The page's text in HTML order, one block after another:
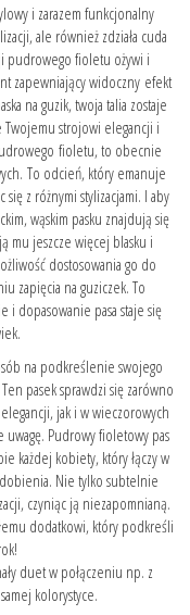
i zarazem funkcjonalny
ale również zdziała cuda
pudrowego fioletu ożywi i
zapewniający widoczny efekt
na guzik, twoja talia zostaje
strojowi elegancji i
fioletu, to obecnie
To odcień, który emanuje
z różnymi stylizacjami. I aby
wąskim pasku znajdują się
mu jeszcze więcej blasku i
dostosowania go do
zapięcia na guziczek. To
i dopasowanie pasa staje się
na podkreślenie swojego
pasek sprawdzi się zarówno
jak i w wieczorowych
uwagę. Pudrowy fioletowy pas
każdej kobiety, który łączy w
Nie tylko subtelnie
czyniąc ją niezapomnianą.
dodatkowi, który podkreśli
duet w połączeniu np. z
kolorystyce.